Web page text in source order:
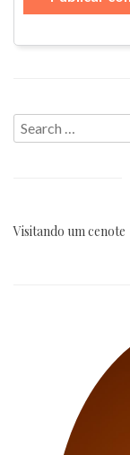
Search
for:
Visitando um cenote